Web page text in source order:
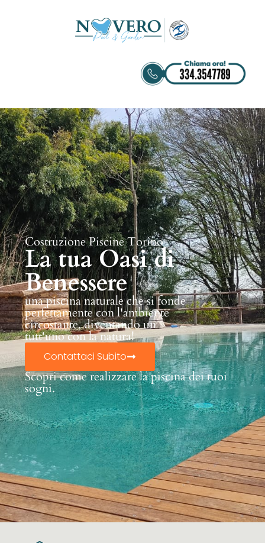
Costruzione Piscine Torino
La tua Oasi di
Benessere
una piscina naturale che si fonde
perfettamente con l'ambiente
circostante, diventando un
tutt'uno con la natura!
Contattaci Subito
Scopri come realizzare la piscina dei tuoi
sogni.